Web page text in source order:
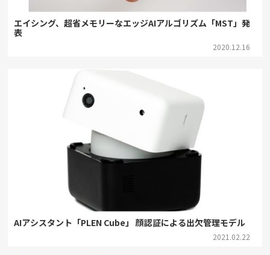
エイシング、超省メモリーなエッジAIアルゴリズム「MST」発
表
2020.12.16
AIアシスタント「PLEN Cube」 顔認証による出欠管理モデル
2021.02.22